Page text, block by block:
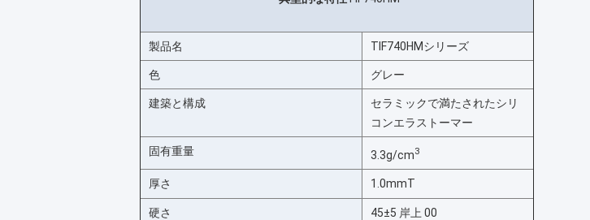
製品名 TIF740HMシリーズ
色 グレー
建築と構成
セラミックで満たされたシリ
コンエラストーマー
固有重量 3.3g/cm3
厚さ 1.0mmT
硬さ 45±5 岸上 00